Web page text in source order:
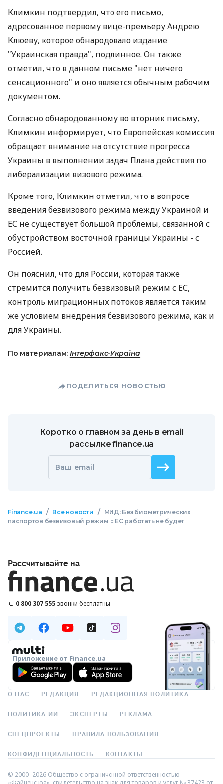
Климкин подтвердил, что его письмо,
адресованное первому вице-премьеру Андрею
Клюеву, которое обнародовало издание
"Украинская правда", подлинное. Он также
отметил, что в данном письме "нет ничего
сенсационного" и оно является обычным рабочим
документом.
Согласно обнародованному во вторник письму,
Климкин информирует, что Европейская комиссия
обращает внимание на отсутствие прогресса
Украины в выполнении задач Плана действия по
либерализации визового режима.
Кроме того, Климкин отметил, что в вопросе
введения безвизового режима между Украиной и
ЕС не существует большой проблемы, связанной с
обустройством восточной границы Украины - с
Россией.
Он пояснил, что для России, которая также
стремится получить безвизовый режим с ЕС,
контроль миграционных потоков является таким
же условием внедрения безвизового режима, как и
для Украины.
По материалам: Інтерфакс-Україна
ПОДЕЛИТЬСЯ НОВОСТЬЮ
Коротко о главном за день в email
рассылке finance.ua
Ваш email
Finance.ua / Все новости /
МИД: Без биометрических
паспортов безвизовый режим с ЕС работать не будет
Рассчитывайте на
0 800 307 555 звонки бесплатны
Приложение от Finance.ua
О НАС РЕДАКЦИЯ РЕДАКЦИОННАЯ ПОЛИТИКА
ПОЛИТИКА ИИ ЭКСПЕРТЫ РЕКЛАМА
СПЕЦПРОЕКТЫ ПРАВИЛА ПОЛЬЗОВАНИЯ
КОНФИДЕНЦИАЛЬНОСТЬ КОНТАКТЫ
© 2000–2026 Общество с ограниченной ответственностью
«Файненс.юа», свидетельство на знак для товаров и услуг № 37423 от